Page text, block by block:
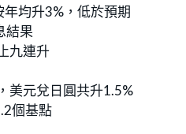
年均升3%，低於預期
結果
九連升
美元兌日圓共升1.5%
個基點